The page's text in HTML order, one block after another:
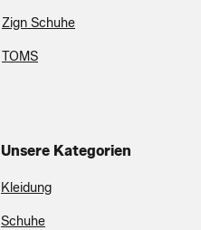
Zign Schuhe
TOMS
Unsere Kategorien
Kleidung
Schuhe